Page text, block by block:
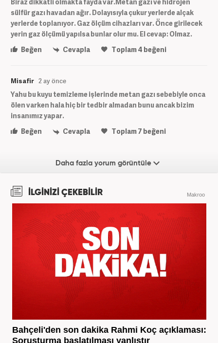
sülfür gazı havadan ağır. Dolayısıyla çukur yerlerde alçak
yerlerde toplanıyor. Gaz ölçüm cihazları var. Önce girilecek
yerin gaz ölçümü yapılsa bunlar olur mu. El cevap: Olmaz.
Beğen
Cevapla Toplam4 beğeni
Misafir 2 ay önce
Yahu bu kuyu temizleme işlerinde metan gazı sebebiyle onca
ölen varken hala hiç bir tedbir almadan bunu ancak bizim
insanımız yapar.
Beğen
Cevapla Toplam7 beğeni
Daha fazla yorum görüntüle
İLGİNİZİ ÇEKEBİLİR Makroo
Bahçeli'den son dakika Rahmi Koç açıklaması:
Soruşturma başlatılması yanlıştır